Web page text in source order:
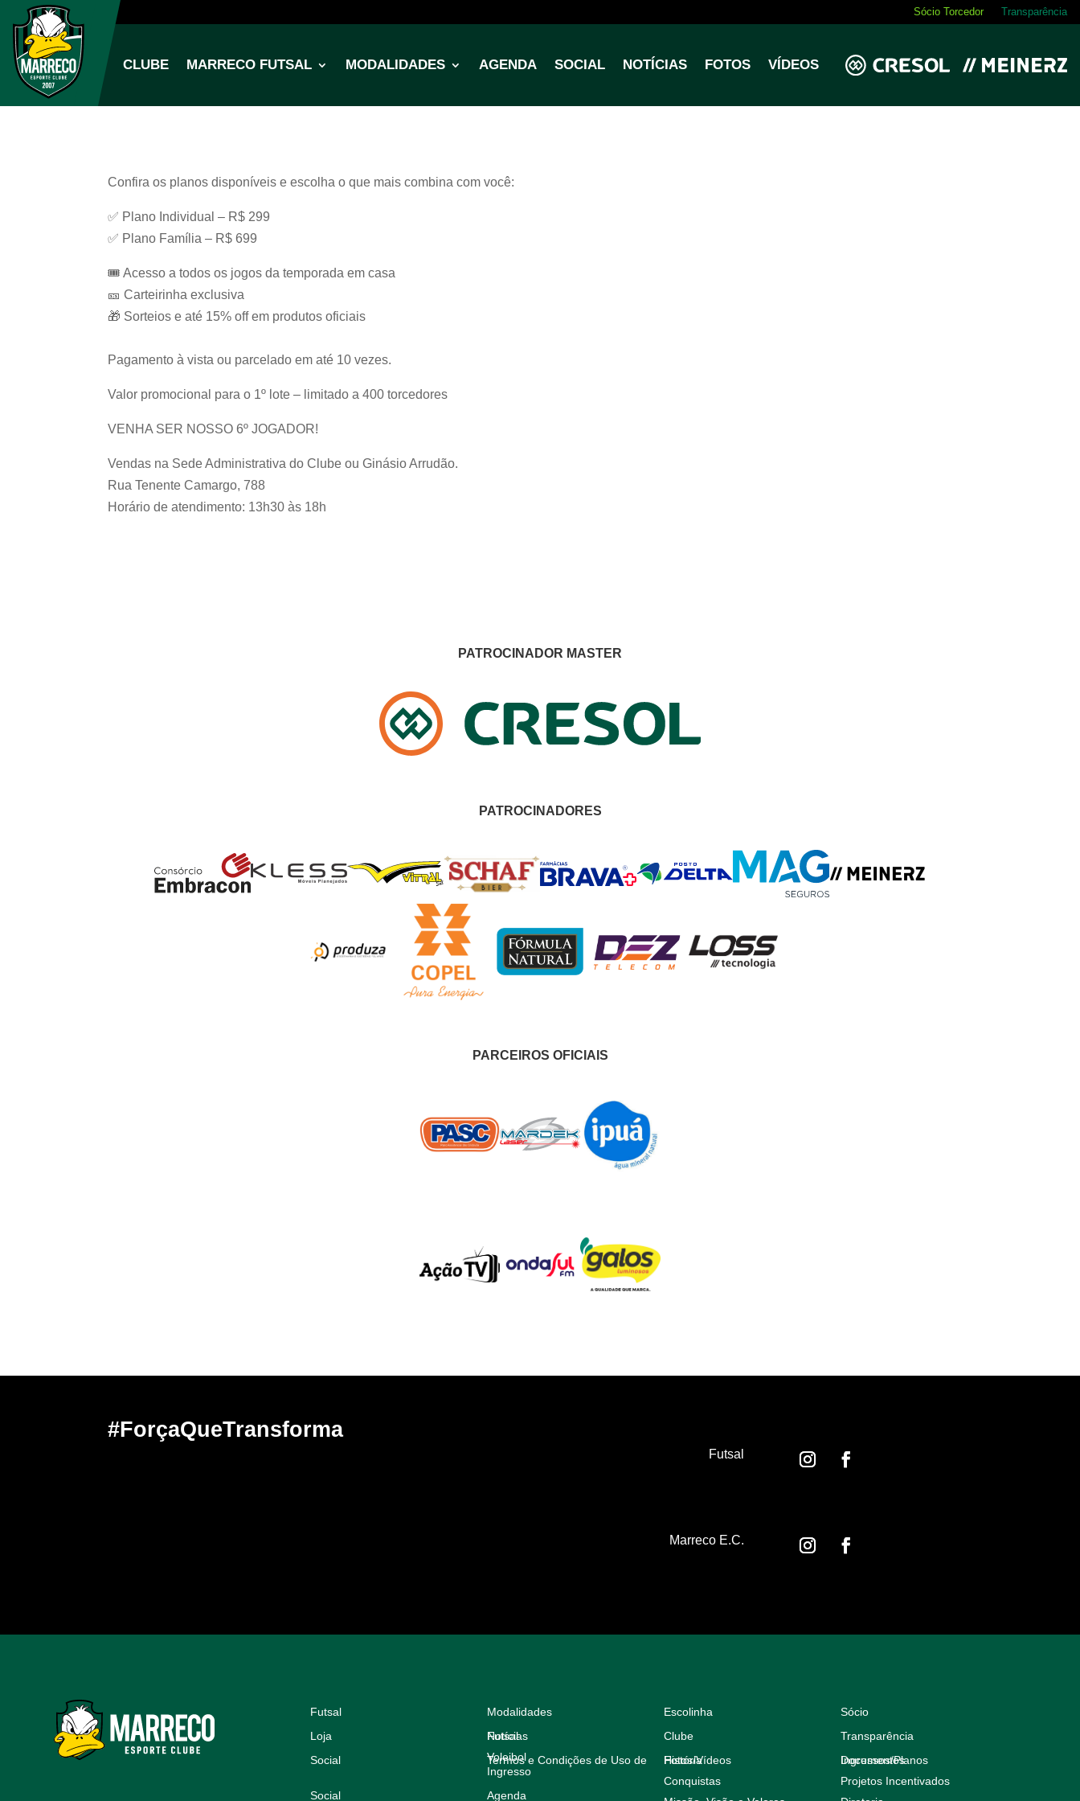
Sócio Torcedor Transparência
CLUBE MARRECO FUTSAL MODALIDADES AGENDA SOCIAL NOTÍCIAS FOTOS VÍDEOS
Confira os planos disponíveis e escolha o que mais combina com você:
✅ Plano Individual – R$ 299
✅ Plano Família – R$ 699
🎟️ Acesso a todos os jogos da temporada em casa
🎫 Carteirinha exclusiva
🎁 Sorteios e até 15% off em produtos oficiais
Pagamento à vista ou parcelado em até 10 vezes.
Valor promocional para o 1º lote – limitado a 400 torcedores
VENHA SER NOSSO 6º JOGADOR!
Vendas na Sede Administrativa do Clube ou Ginásio Arrudão.
Rua Tenente Camargo, 788
Horário de atendimento: 13h30 às 18h
PATROCINADOR MASTER
PATROCINADORES
PARCEIROS OFICIAIS
#ForçaQueTransforma
Futsal
Marreco E.C.
Futsal
Modalidades
Futsal
Voleibol
Escolinha
Sócio
Loja
Notícias
Clube
História
Conquistas
Transparência
Documentos
Projetos Incentivados
Social
Termos e Condições de Uso de
Ingresso
Fotos/Vídeos Ingressos/Planos
Social Agenda